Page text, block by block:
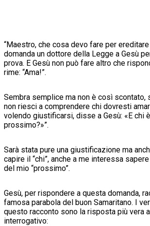
“Maestro, che cosa devo fare per ereditare
domanda un dottore della Legge a Gesù
prova. E Gesù non può fare altro che
rime: “Ama!”.
Sembra semplice ma non è così scontato,
non riesci a comprendere chi dovresti
volendo giustificarsi, disse a Gesù: «E chi
prossimo?»”.
Sarà stata pure una giustificazione ma
capire il “chi”, anche a me interessa
del mio “prossimo”.
Gesù, per rispondere a questa domanda,
famosa parabola del buon Samaritano. I
questo racconto sono la risposta più vera
interrogativo: